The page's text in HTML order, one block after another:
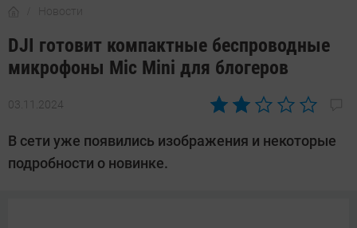
Новости
DJI готовит компактные беспроводные
микрофоны Mic Mini для блогеров
03.11.2024
Автор:
Довлатова
В сети уже появились изображения и некоторые
подробности о новинке.